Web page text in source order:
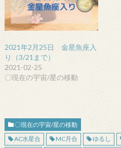
2021年2月25日 金星魚座入
り（3/21まで）
2021-02-25
〇現在の宇宙/星の移動
〇現在の宇宙/星の移動
AC水星合
MC月合 ゆるし